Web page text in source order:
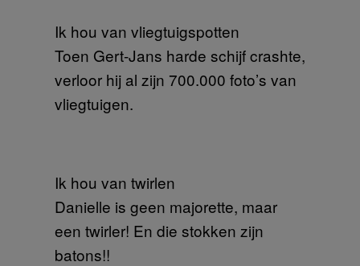
Ik hou van vliegtuigspotten
Toen Gert-Jans harde schijf crashte,
verloor hij al zijn 700.000 foto’s van
vliegtuigen.
Ik hou van twirlen
Danielle is geen majorette, maar
een twirler! En die stokken zijn
batons!!